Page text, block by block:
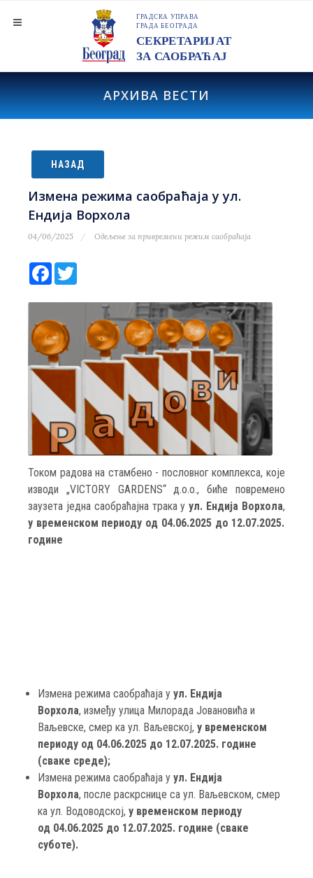
АРХИВА ВЕСТИ
НАЗАД
Измена режима саобраћаја у ул.
Ендија Ворхола
04/06/2025 Одељење за привремени режим саобраћаја
Facebook
Током радова на стамбено - пословног комплекса, које
изводи „VICTORY GARDENS“ д.о.о., биће повремено
заузета једна саобраћајна трака уул. Ендија Ворхола,
у временском периоду од 04.06.2025 до 12.07.2025.
године
Измена режима саобраћаја у ул. Ендија
Ворхола, између улица Милорада Јовановића и
Ваљевске, смер ка ул. Ваљевској, у временском
периоду од 04.06.2025 до 12.07.2025. године
(сваке среде);
Измена режима саобраћаја у ул. Ендија
Ворхола, после раскрснице са ул. Ваљевском, смер
ка ул. Водоводској, у временском периоду
од 04.06.2025 до 12.07.2025. године (сваке
суботе).